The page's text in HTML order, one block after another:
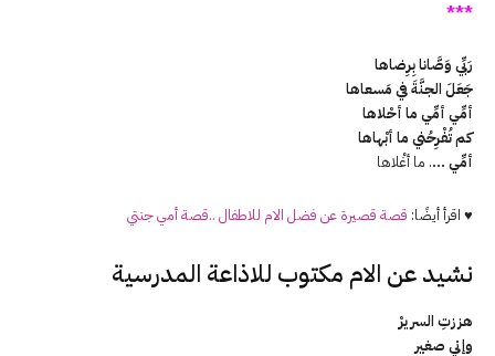
***
رَبِّي وَصَّانا بِرِضاها
جَعَلَ الجنَّةَ في مَسعاها
أمِّي أمِّي ما أحْلاها
كم تُفْرِحُني ما أبْهاها
أمِّي …. ما أغْلاها
♥ اقرأ أيضًا: قصة قصيرة عن فضل الام للاطفال ..قصة أمي جنتي
نشيد عن الام مكتوب للاذاعة المدرسية
هززتِ السريرْ
وإني صغير